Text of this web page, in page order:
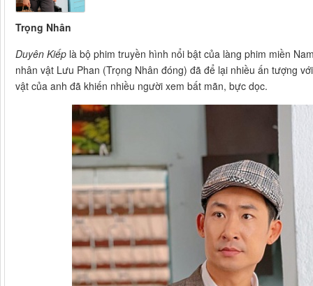
Trọng Nhân
Duyên Kiếp là bộ phim truyền hình nổi bật của làng phim miền
nhân vật Lưu Phan (Trọng Nhân đóng) đã để lại nhiều ấn tượng
vật của anh đã khiến nhiều người xem bất mãn, bực dọc.